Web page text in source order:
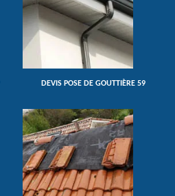
DEVIS POSE DE GOUTTIÈRE 59